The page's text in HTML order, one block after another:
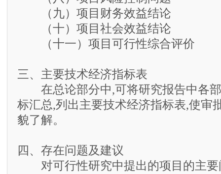
（九）项目财务效益结论
（十）项目社会效益结论
（十一）项目可行性综合评价
三、主要技术经济指标表
在总论部分中,可将研究报告中各部
标汇总,列出主要技术经济指标表,使审
貌了解。
四、存在问题及建议
对可行性研究中提出的项目的主要